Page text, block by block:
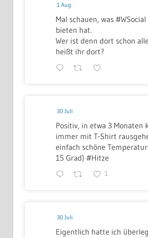
1 Aug.
Mal schauen, was #WSocial
bieten hat.
Wer ist denn dort schon
heißt ihr dort?
30 Juli
Positiv, in etwa 3 Monaten
immer mit T-Shirt
einfach schöne
15 Grad) #Hitze
1
30 Juli
Eigentlich hatte ich